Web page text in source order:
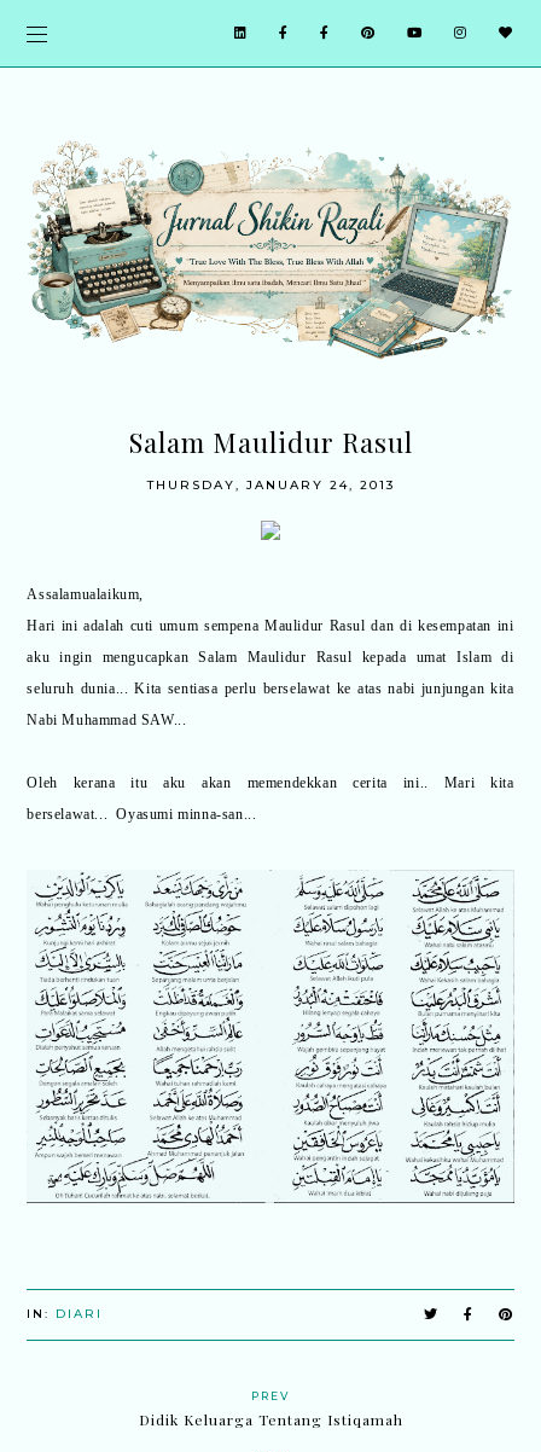
Salam Maulidur Rasul
THURSDAY, JANUARY 24, 2013
Assalamualaikum,
Hari ini adalah cuti umum sempena Maulidur Rasul dan di kesempatan ini
aku ingin mengucapkan Salam Maulidur Rasul kepada umat Islam di
seluruh dunia... Kita sentiasa perlu berselawat ke atas nabi junjungan kita
Nabi Muhammad SAW...
Oleh kerana itu aku akan memendekkan cerita ini.. Mari kita
berselawat...Oyasumi minna-san...
IN: DIARI
PREV
Didik Keluarga Tentang Istiqamah